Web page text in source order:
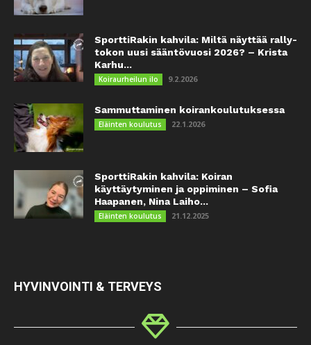
SporttiRakin kahvila: Miltä näyttää rally-
tokon uusi sääntövuosi 2026? – Krista
Karhu...
Koiraurheilun ilo 9.2.2026
Sammuttaminen koirankoulutuksessa
Eläinten koulutus 22.1.2026
SporttiRakin kahvila: Koiran
käyttäytyminen ja oppiminen – Sofia
Haapanen, Nina Laiho...
Eläinten koulutus 21.12.2025
HYVINVOINTI & TERVEYS